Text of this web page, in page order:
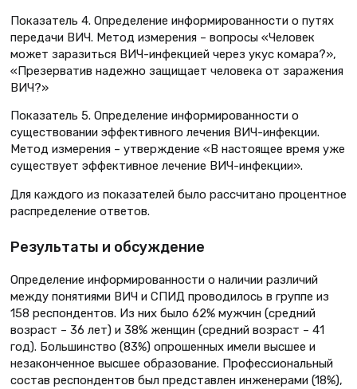
Показатель 4. Определение информированности о путях
передачи ВИЧ. Метод измерения – вопросы «Человек
может заразиться ВИЧ-инфекцией через укус комара?»,
«Презерватив надежно защищает человека от заражения
ВИЧ?»
Показатель 5. Определение информированности о
существовании эффективного лечения ВИЧ-инфекции.
Метод измерения – утверждение «В настоящее время уже
существует эффективное лечение ВИЧ-инфекции».
Для каждого из показателей было рассчитано процентное
распределение ответов.
Результаты и обсуждение
Определение информированности о наличии различий
между понятиями ВИЧ и СПИД проводилось в группе из
158 респондентов. Из них было 62% мужчин (средний
возраст – 36 лет) и 38% женщин (средний возраст – 41
год). Большинство (83%) опрошенных имели высшее и
незаконченное высшее образование. Профессиональный
состав респондентов был представлен инженерами (18%),